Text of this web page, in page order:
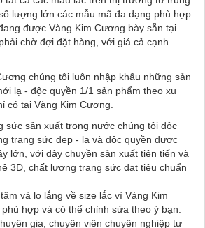
lượng lớn các mẫu mã đa dạng phù hợp
được Vàng Kim Cương bày sẵn tại
chờ đợi đặt hàng, với giá cả cạnh
chúng tôi luôn nhập khẩu những sản
lạ - độc quyền 1/1 sản phẩm theo xu
có tại Vàng Kim Cương.
sức sản xuất trong nước chúng tôi độc
trang sức đẹp - lạ và độc quyền được
lớn, với dây chuyền sản xuất tiên tiến và
3D, chất lượng trang sức đạt tiêu chuẩn
và lo lắng về size lắc vì Vàng Kim
hợp và có thể chỉnh sửa theo ý bạn.
gia, chuyên viên chuyên nghiệp tư